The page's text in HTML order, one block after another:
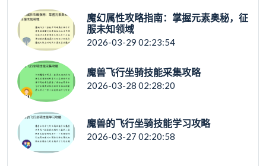
魔幻属性攻略指南：掌握元素奥秘，征
服未知领域
2026-03-29 02:23:54
魔兽飞行坐骑技能采集攻略
2026-03-28 02:28:20
魔兽的飞行坐骑技能学习攻略
2026-03-27 02:20:58